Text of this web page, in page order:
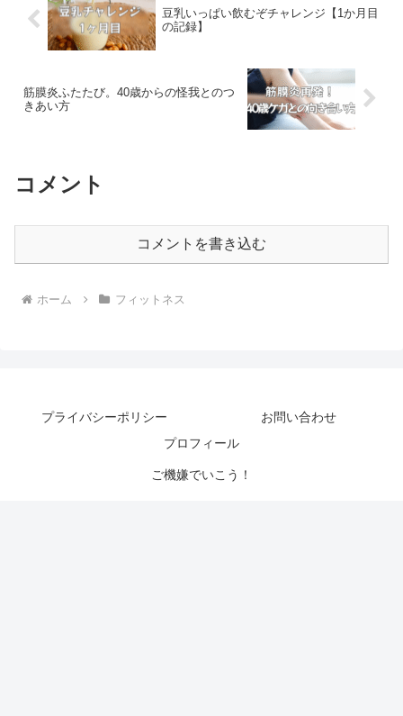
豆乳いっぱい飲むぞチャレンジ【1か月目
の記録】
筋膜炎ふたたび。40歳からの怪我とのつ
きあい方
コメント
コメントを書き込む
ホーム フィットネス
プライバシーポリシー
お問い合わせ
プロフィール
ご機嫌でいこう！